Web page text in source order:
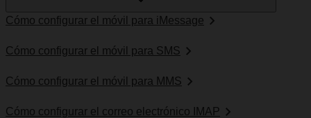
Cómo configurar el móvil para iMessage
Cómo configurar el móvil para SMS
Cómo configurar el móvil para MMS
Cómo configurar el correo electrónico IMAP